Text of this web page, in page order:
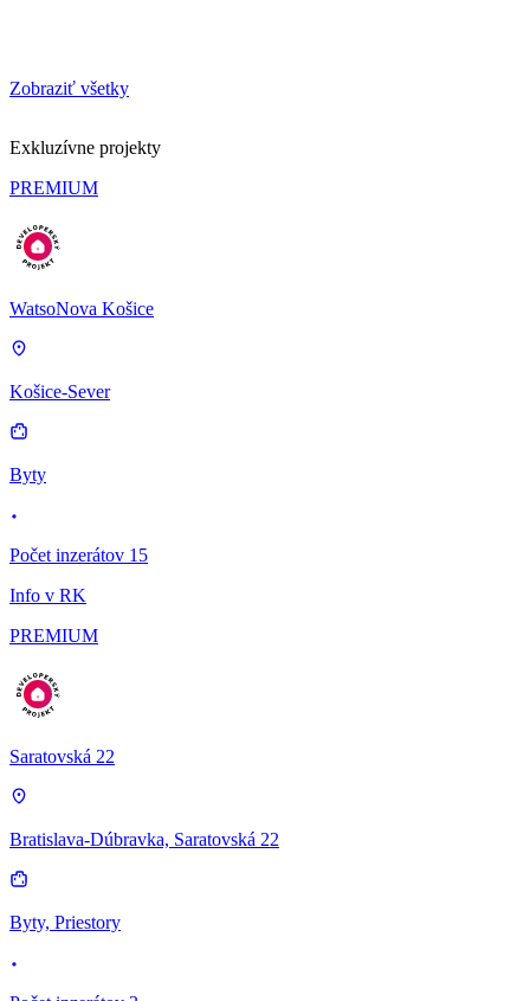
Zobraziť všetky
Exkluzívne projekty
PREMIUM
WatsoNova Košice
Košice-Sever
Byty
Počet inzerátov 15
Info v RK
PREMIUM
Saratovská 22
Bratislava-Dúbravka, Saratovská 22
Byty, Priestory